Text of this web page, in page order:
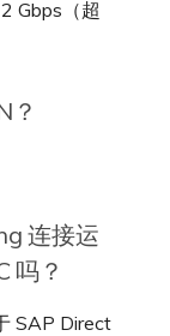
Gbps（超
？
连接运
吗？
SAP Direct